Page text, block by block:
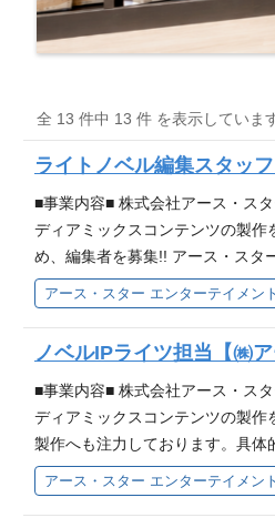
全 13 件中 13 件 を表示していま
ライトノベル編集スタッ
■事業内容■ 株式会社アース・ス
ディアミックスコンテンツの製
め、編集者を募集!! アース・スタ
心となって行える人材を募集して
の企画・編集 (変更の範囲) 変更
ける企画力。 及びジャンルに捉
ディアを形にしていく行動力。
ストーリーものの経験があれば
ョン能力をお持ちの方 情熱とこ
おります。 『私、能力は平均値
つらがまるで相手にならないんで
アース・スター エンターテイメント
ノベルIPライツ担当【㈱
■事業内容■ 株式会社アース・ス
ディアミックスコンテンツの製
製作へも注力しております。具
いく取り組みを進めております。
務していたメディアミックス業務
アース・スター エンターテイメント